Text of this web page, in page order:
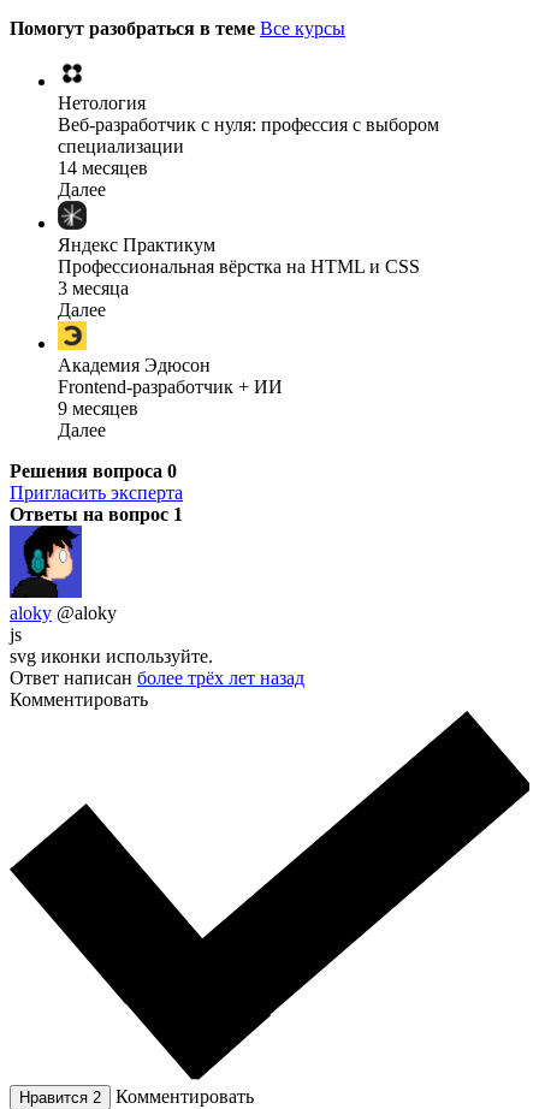
Помогут разобраться в теме Все курсы
Нетология
Веб-разработчик с нуля: профессия с выбором
специализации
14 месяцев
Далее
Яндекс Практикум
Профессиональная вёрстка на HTML и CSS
3 месяца
Далее
Академия Эдюсон
Frontend-разработчик + ИИ
9 месяцев
Далее
Решения вопроса 0
Пригласить эксперта
Ответы на вопрос 1
aloky @aloky
js
svg иконки используйте.
Ответ написан более трёх лет назад
Комментировать
Нравится 2 Комментировать